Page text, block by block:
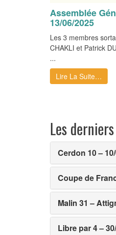
Assemblée
13/06/2025
Les 3 membres
CHAKLI et Patrick
...
Lire La Suite…
Les
Cerdon 10 –
Coupe de
Malin 31 –
Libre par 4 –